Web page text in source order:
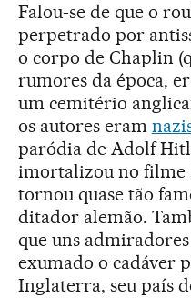
Falou-se de que o
perpetrado por
o corpo de Chaplin
rumores da época,
um cemitério
os autores eram
paródia de Adolf
imortalizou no filme
tornou quase tão
ditador alemão.
que uns
exumado o cadáver
Inglaterra, seu país